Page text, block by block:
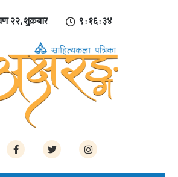
२२, शुक्रबार ९ : १६ : ३४